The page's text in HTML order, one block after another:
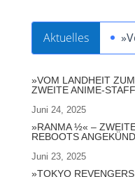
Aktuelles
»VOM LANDHEIT
ZWEITE ANIME-
Juni 24, 2025
»RANMA ½« –
REBOOTS
Juni 23, 2025
»TOKYO